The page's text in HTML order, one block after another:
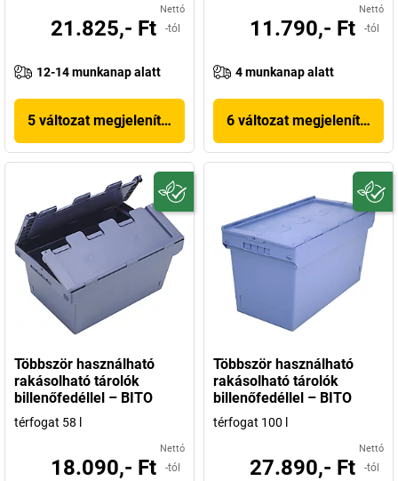
Nettó
21.825,- Ft -tól
12-14 munkanap alatt
5 változat megjelenítése
Nettó
11.790,- Ft -tól
4 munkanap alatt
6 változat megjelenítése
Többször használható
rakásolható tárolók
billenőfedéllel – BITO
térfogat 58 l
Nettó
18.090,- Ft -tól
Többször használható
rakásolható tárolók
billenőfedéllel – BITO
térfogat 100 l
Nettó
27.890,- Ft -tól